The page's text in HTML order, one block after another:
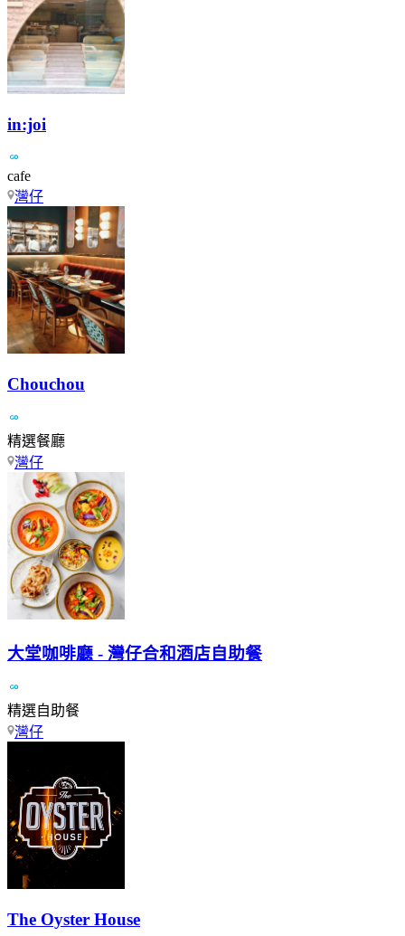
in:joi
cafe
灣仔
Chouchou
精選餐廳
灣仔
大堂咖啡廳 - 灣仔合和酒店自助餐
精選自助餐
灣仔
The Oyster House